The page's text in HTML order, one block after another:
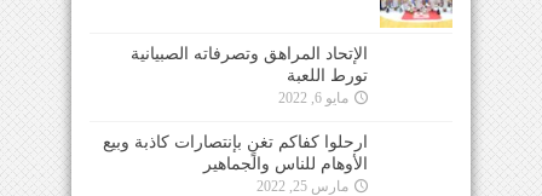
الإتحاد المراهق وتصرفاته الصبيانية
تورط اللعبة
مايو 6, 2022
ارحلوا كفاكم تغنٍ بإنتصارات كاذبة وبيع
الأوهام للناس والجماهير
مارس 25, 2022